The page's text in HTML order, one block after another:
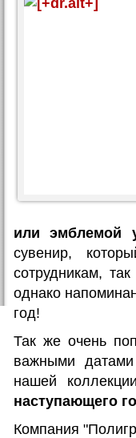
или эмблемой
сувенир,
сотрудникам,
однако
год!
Так же очень
важными
нашей
наступающего
Компания